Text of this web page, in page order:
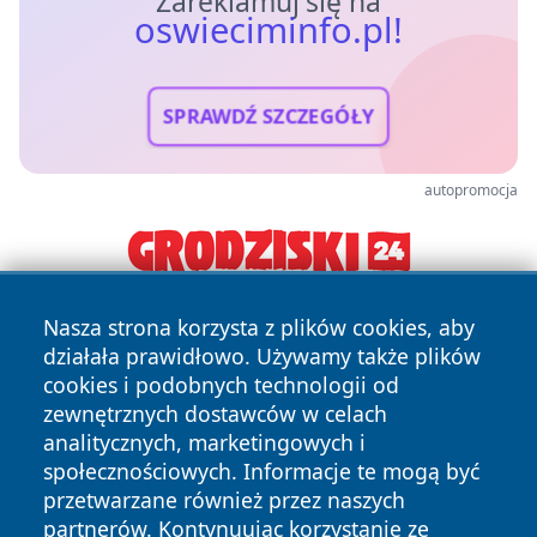
oswieciminfo.pl!
SPRAWDŹ SZCZEGÓŁY
autopromocja
Nasza strona korzysta z plików cookies, aby
działała prawidłowo. Używamy także plików
cookies i podobnych technologii od
zewnętrznych dostawców w celach
analitycznych, marketingowych i
społecznościowych. Informacje te mogą być
przetwarzane również przez naszych
partnerów. Kontynuując korzystanie ze
Copyright © 2026 oswieciminfo.pl Wszystkie prawa
zastrzeżone.